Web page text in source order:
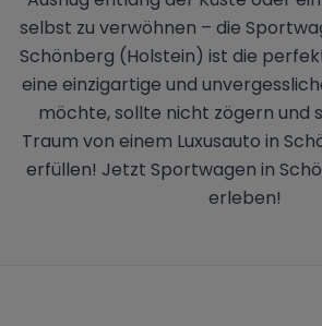
selbst zu verwöhnen – die
Schönberg (Holstein) ist die
eine einzigartige und
möchte, sollte nicht zögern und
Traum von einem Luxusauto in
erfüllen! Jetzt Sportwagen in
erleben!